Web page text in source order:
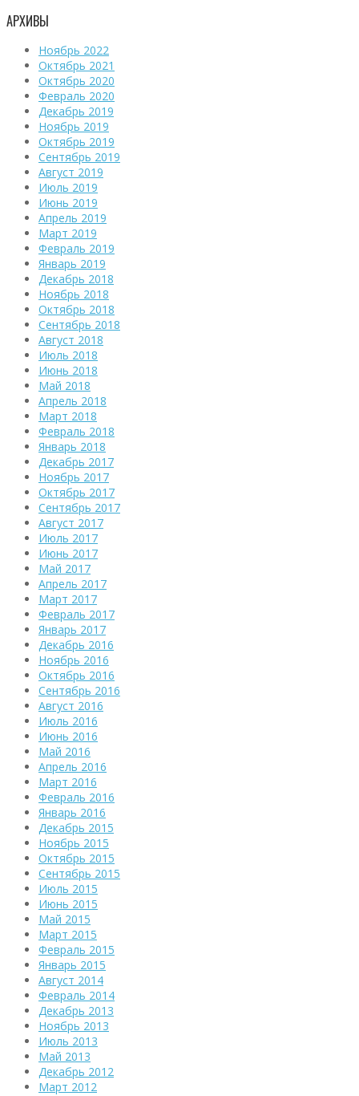
АРХИВЫ
Ноябрь 2022
Октябрь 2021
Октябрь 2020
Февраль 2020
Декабрь 2019
Ноябрь 2019
Октябрь 2019
Сентябрь 2019
Август 2019
Июль 2019
Июнь 2019
Апрель 2019
Март 2019
Февраль 2019
Январь 2019
Декабрь 2018
Ноябрь 2018
Октябрь 2018
Сентябрь 2018
Август 2018
Июль 2018
Июнь 2018
Май 2018
Апрель 2018
Март 2018
Февраль 2018
Январь 2018
Декабрь 2017
Ноябрь 2017
Октябрь 2017
Сентябрь 2017
Август 2017
Июль 2017
Июнь 2017
Май 2017
Апрель 2017
Март 2017
Февраль 2017
Январь 2017
Декабрь 2016
Ноябрь 2016
Октябрь 2016
Сентябрь 2016
Август 2016
Июль 2016
Июнь 2016
Май 2016
Апрель 2016
Март 2016
Февраль 2016
Январь 2016
Декабрь 2015
Ноябрь 2015
Октябрь 2015
Сентябрь 2015
Июль 2015
Июнь 2015
Май 2015
Март 2015
Февраль 2015
Январь 2015
Август 2014
Февраль 2014
Декабрь 2013
Ноябрь 2013
Июль 2013
Май 2013
Декабрь 2012
Март 2012